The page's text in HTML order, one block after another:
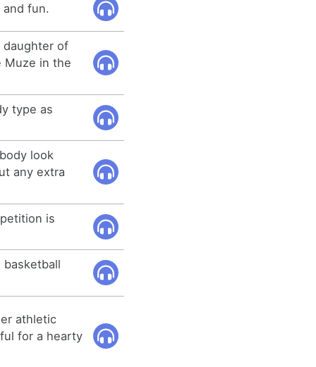
fun.
daughter of
Muze in the
type as
look
any extra
is
athletic
for a hearty